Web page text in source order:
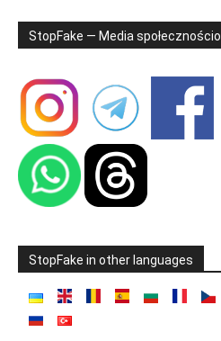
StopFake — Media
StopFake in other languages